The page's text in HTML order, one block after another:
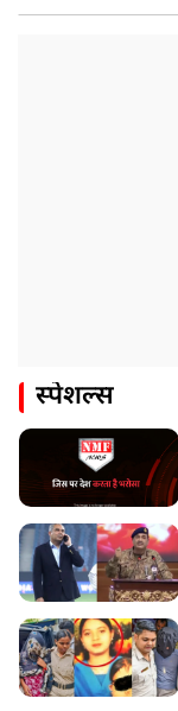
स्पेशल्स